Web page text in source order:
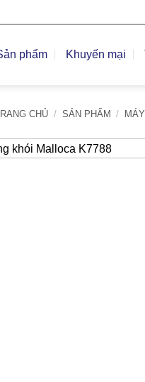
phẩm Khuyến mại
CHỦ / SẢN PHẨM /